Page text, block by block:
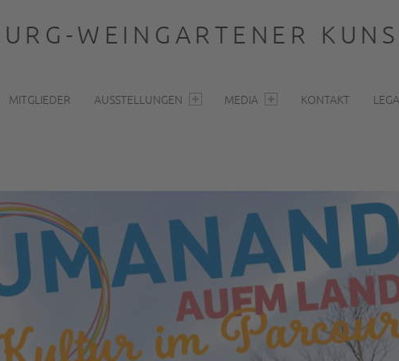
WEINGARTENER
MITGLIEDER AUSSTELLUNGEN MEDIA KONTAKT